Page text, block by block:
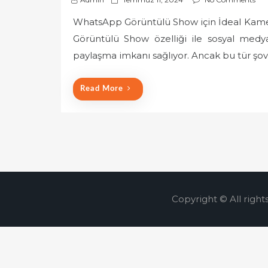
s
t
e
o
n
WhatsApp Görüntülü Show için İdeal
Görüntülü Show özelliği ile sosyal
paylaşma imkanı sağlıyor. Ancak bu tür
Read More
Copyright © All